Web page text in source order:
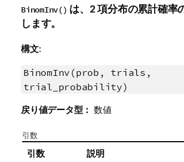
BinomInv() は、2 項分布の累計確率
します。
構文:
BinomInv(prob, trials,
trial_probability)
戻り値データ型： 数値
引数
引数 説明